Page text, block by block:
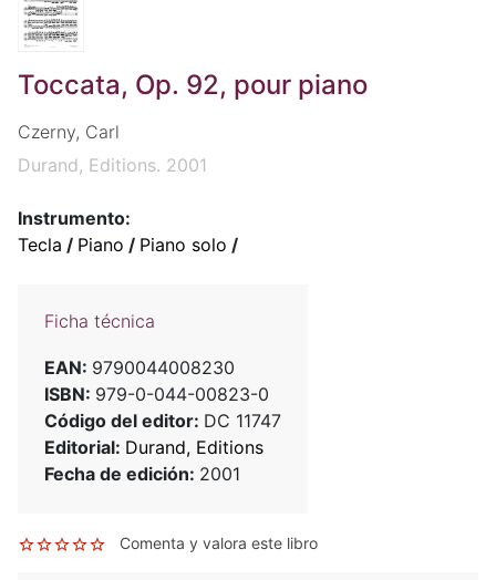
Toccata, Op. 92, pour piano
Czerny, Carl
Durand, Editions. 2001
Instrumento:
Tecla / Piano / Piano solo /
Ficha técnica
EAN: 9790044008230
ISBN: 979-0-044-00823-0
Código del editor: DC 11747
Editorial: Durand, Editions
Fecha de edición: 2001
Comenta y valora este libro